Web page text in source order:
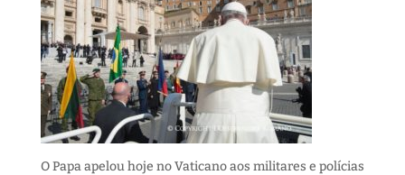
O Papa apelou hoje no Vaticano aos militares e polícias